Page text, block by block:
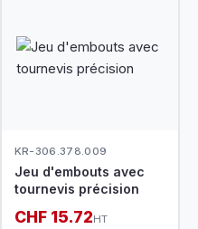
KR-306.378.009
Jeu d'embouts avec
tournevis précision
CHF 15.72HT